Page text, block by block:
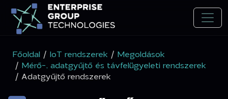
Főoldal / IoT rendszerek / Megoldások
/ Mérő-, adatgyűjtő és távfelügyeleti rendszerek
/ Adatgyűjtő rendszerek